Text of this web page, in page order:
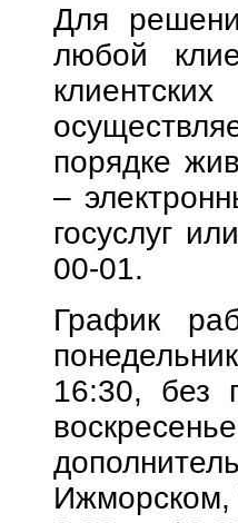
Для
любой
порядке
–
госуслуг
00-01.
График
16:30, без
Ижморском,